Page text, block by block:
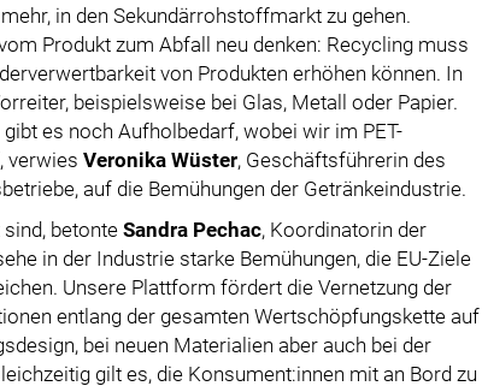
in den Sekundärrohstoffmarkt zu gehen.
Produkt zum Abfall neu denken: Recycling muss
von Produkten erhöhen können. In
beispielsweise bei Glas, Metall oder Papier.
es noch Aufholbedarf, wobei wir im PET-
verwies Veronika Wüster, Geschäftsführerin des
auf die Bemühungen der Getränkeindustrie.
betonteSandra Pechac, Koordinatorin der
in der Industrie starke Bemühungen, die EU-Ziele
Unsere Plattform fördert die Vernetzung der
entlang der gesamten Wertschöpfungskette auf
bei neuen Materialien aber auch bei der
gilt es, die Konsument:innen mit an Bord zu